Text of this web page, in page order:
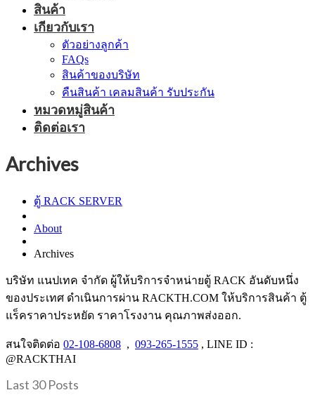
สินค้า
เกียวกับเรา
ตัวอย่างลูกค้า
FAQs
สินค้าของบริษัท
คืนสินค้า เคลมสินค้า รับประกัน
หมวดหมู่สินค้า
ติดต่อเรา
Archives
ตู้ RACK SERVER
About
Archives
บริษัท แนปเทค จำกัด ผู้ให้บริการจำหน่ายตู้ RACK อันดับหนึ่ง
ของประเทศ ดำเนินการผ่าน RACKTH.COM ให้บริการสินค้า ตู้
แร็คราคาประหยัด ราคาโรงงาน คุณภาพส่งออก.
สนใจติดต่อ 02-108-6808 , 093-265-1555 , LINE ID :
@RACKTHAI
Last 30 Posts